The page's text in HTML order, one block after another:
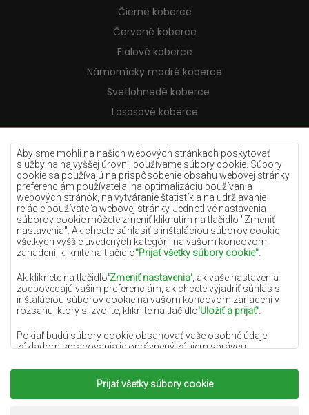
Aby sme mohli na našich webových stránkach poskytovať
služby na najvyššej úrovni, používame súbory cookie. Súbory
cookie sa používajú na prispôsobenie obsahu webovej stránky
preferenciám používateľa, na optimalizáciu používania
webových stránok, na vytváranie štatistík a na udržiavanie
relácie používateľa webovej stránky. Jednotlivé nastavenia
súborov cookie môžete zmeniť kliknutím na tlačidlo "Zmeniť
nastavenia". Ak chcete súhlasiť s inštaláciou súborov cookie
všetkých vyššie uvedených kategórií na vašom koncovom
zariadení, kliknite na tlačidlo"Prijať všetky súbory cookie"
Ak kliknete na tlačidlo'Zmeniť nastavenia' , ak vaše nastavenia
zodpovedajú vašim preferenciám, ak chcete vyjadriť súhlas s
inštaláciou súborov cookie na vašom koncovom zariadení v
rozsahu, ktorý si zvolíte, kliknite na tlačidlo'Uložiť a prijať'
Pokiaľ budú súbory cookie obsahovať vaše osobné údaje,
základom spracovania je oprávnený záujem správcu
podobe poskytovania vysokokvalitných služieb na našej
webovej stránke a marketingových aktivít správcu osobných
údajov a jeho dôveryhodných partnerov.
Prijať všetky súbory cookie
Čierne koberce
Červené koberce
Fialové koberce
Námornícky modré koberce
Svetlohnedé koberce
Lososové koberce
Krémové koberce
Lilac koberce
Žlté koberce
Mätové koberce
Modré koberce
Oranžové koberce
Ružové koberce
Šedé koberce
Terakotové koberce
Zelené koberce
Zlaté koberce
Copyright 2022Koberce Chemex.Všetky práva